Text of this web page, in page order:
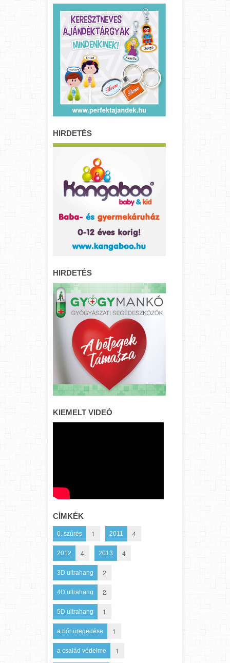
HIRDETÉS
HIRDETÉS
KIEMELT VIDEÓ
CÍMKÉK
0. szűrés 1 2011 4
2012 4 2013 4
3D ultrahang 2
4D ultrahang 2
5D ultrahang 1
a bőr öregedése 1
a család védelme 1